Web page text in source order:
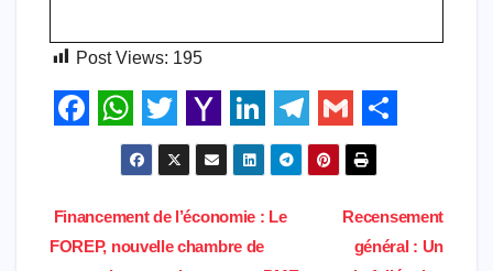
Post Views: 195
c
e
W
a
t
T
w
i
t
Y
a
h
o
L
i
n
k
T
e
l
G
m
S
h
a
r
Navigation
Recensement
général : Un
Financement de l’économie : Le
FOREP, nouvelle chambre de